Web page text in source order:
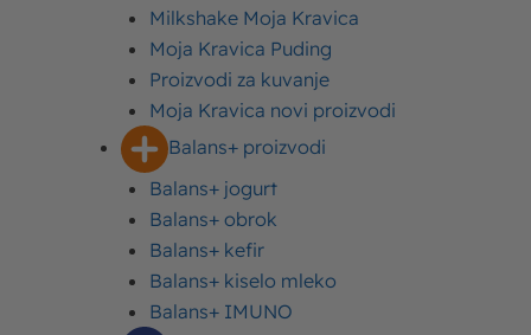
Milkshake Moja Kravica
Moja Kravica Puding
Proizvodi za kuvanje
Moja Kravica novi proizvodi
Balans+ proizvodi
Balans+ jogurt
Balans+ obrok
Balans+ kefir
Balans+ kiselo mleko
Balans+ IMUNO
Moja Kravica ponovo donosi radost svojim
potrošačima kroz novu nagradnu igru pod sloganom
„Škola kreće, uz Iphone 15 i mnogo sreće!“. Nagradna
igra počinje 29. avgusta i traje sve do 28. septembra
2024. godine.
U ovoj nagradnoj igri Moja Kravica će podeliti 30
Iphone 15 telefona.
Sve što treba da uradite je da u Delhaize objektima
kupite bilo koje Moja Kravica čokoladno mleko